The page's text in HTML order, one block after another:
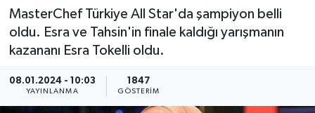
MasterChef Türkiye All Star'da şampiyon belli
oldu. Esra ve Tahsin'in finale kaldığı yarışmanın
kazananı Esra Tokelli oldu.
08.01.2024 - 10:03
YAYINLANMA
1847
GÖSTERIM
GÖKTÜRK
GÜNDEM
KEMERBURGAZ